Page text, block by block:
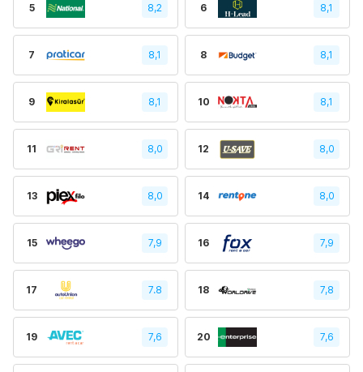
5 8,2 6 8,1
7 8,1 8 8,1
9 8,1 10 8,1
11 8,0 12 8,0
13 8,0 14 8,0
15 7,9 16 7,9
17 7.8 18 7,8
19 7,6 20 7,6